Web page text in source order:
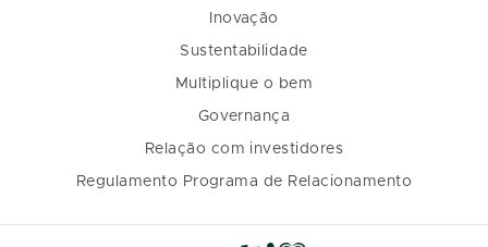
Inovação
Sustentabilidade
Multiplique o bem
Governança
Relação com investidores
Regulamento Programa de Relacionamento